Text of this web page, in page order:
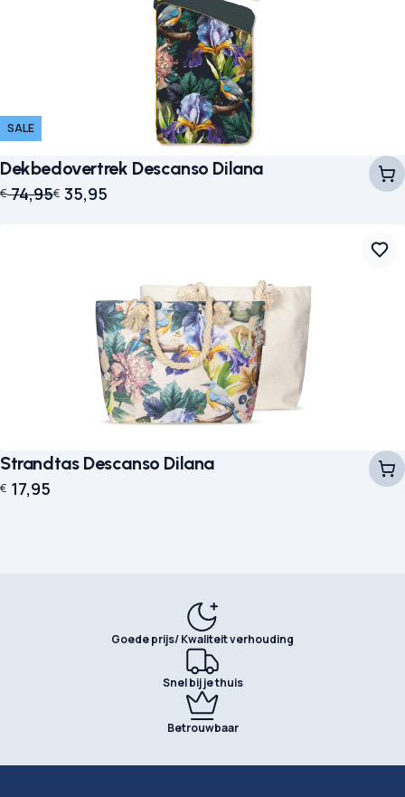
SALE
Dekbedovertrek Descanso Dilana
€74,95
Oorspronkelijke prijs was: € 74,95.
€ 35,95
Huidige prijs is: € 35,95.
Strandtas Descanso Dilana
€ 17,95
Goede prijs/ Kwaliteit verhouding
Snel bij je thuis
Betrouwbaar